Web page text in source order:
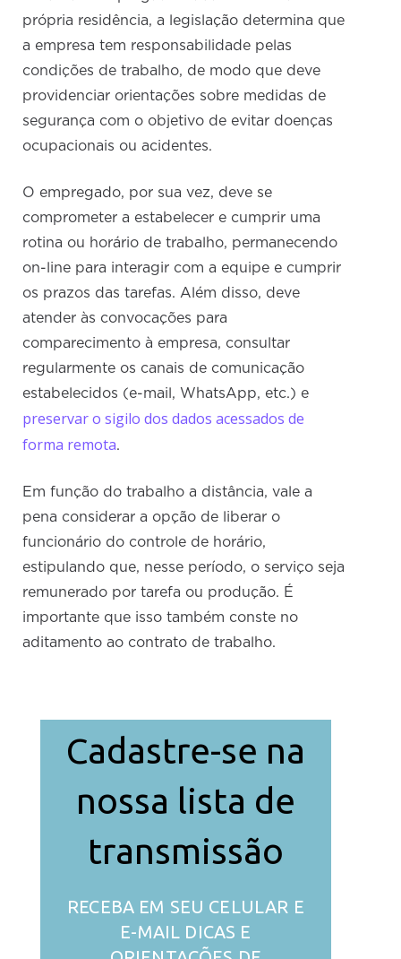
própria residência, a legislação determina que
a empresa tem responsabilidade pelas
condições de trabalho, de modo que deve
providenciar orientações sobre medidas de
segurança com o objetivo de evitar doenças
ocupacionais ou acidentes.
O empregado, por sua vez, deve se
comprometer a estabelecer e cumprir uma
rotina ou horário de trabalho, permanecendo
on-line para interagir com a equipe e cumprir
os prazos das tarefas. Além disso, deve
atender às convocações para
comparecimento à empresa, consultar
regularmente os canais de comunicação
estabelecidos (e-mail, WhatsApp, etc.) e
preservar o sigilo dos dados acessados de
forma remota.
Em função do trabalho a distância, vale a
pena considerar a opção de liberar o
funcionário do controle de horário,
estipulando que, nesse período, o serviço seja
remunerado por tarefa ou produção. É
importante que isso também conste no
aditamento ao contrato de trabalho.
Cadastre-se na
nossa lista de
transmissão
RECEBA EM SEU CELULAR E
E-MAIL DICAS E